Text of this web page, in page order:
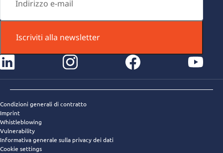
Iscriviti alla newsletter
facebook youtube
Condizioni generali di contratto
Imprint
Whistleblowing
Vulnerability
Informativa generale sulla privacy dei dati
Cookie settings